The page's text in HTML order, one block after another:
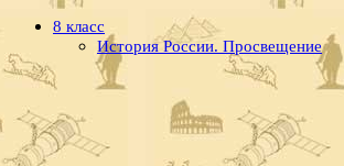
8 класс
История России. Просвещение